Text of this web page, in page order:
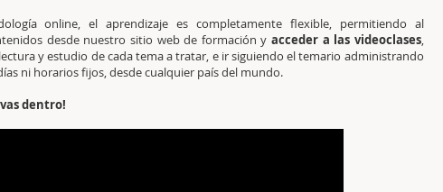
online, el aprendizaje es completamente flexible, permitiendo al
desde nuestro sitio web de formación y acceder a las videoclases,
y estudio de cada tema a tratar, e ir siguiendo el temario administrando
ni horarios fijos, desde cualquier país del mundo.
dentro!